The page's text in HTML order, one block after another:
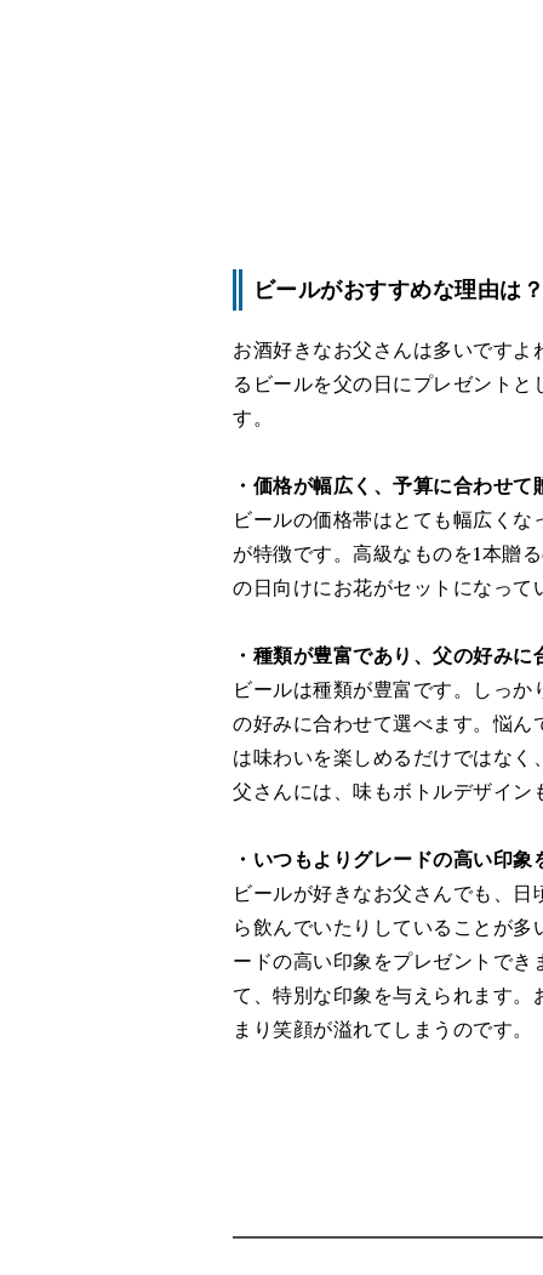
ビールがおすすめな理由は
お酒好きなお父さんは多いです
るビールを父の日にプレゼント
す。
・価格が幅広く、予算に合わせて
ビールの価格帯はとても幅広く
が特徴です。高級なものを1本贈
の日向けにお花がセットになっ
・種類が豊富であり、父の好みに
ビールは種類が豊富です。しっ
の好みに合わせて選べます。悩
は味わいを楽しめるだけではな
父さんには、味もボトルデザイ
・いつもよりグレードの高い印
ビールが好きなお父さんでも、
ら飲んでいたりしていることが
ードの高い印象をプレゼントで
て、特別な印象を与えられます
まり笑顔が溢れてしまうのです。